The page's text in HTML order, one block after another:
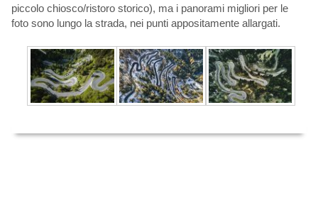
piccolo chiosco/ristoro storico), ma i panorami migliori per le
foto sono lungo la strada, nei punti appositamente allargati.